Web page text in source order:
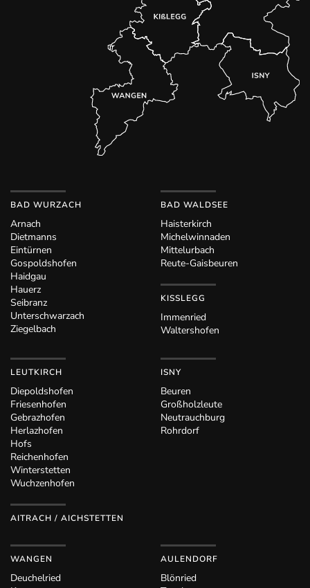
BAD WURZACH
Arnach
Dietmanns
Eintürnen
Gospoldshofen
Haidgau
Hauerz
Seibranz
Unterschwarzach
Ziegelbach
BAD WALDSEE
Haisterkirch
Michelwinnaden
Mittelurbach
Reute-Gaisbeuren
KISSLEGG
Immenried
Waltershofen
LEUTKIRCH
Diepoldshofen
Friesenhofen
Gebrazhofen
Herlazhofen
Hofs
Reichenhofen
Winterstetten
Wuchzenhofen
AITRACH / AICHSTETTEN
ISNY
Beuren
Großholzleute
Neutrauchburg
Rohrdorf
WANGEN
Deuchelried
AULENDORF
Blönried